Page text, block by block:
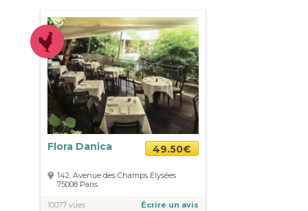
Flora Danica 49.50€
142, Avenue des Champs Elysées
75008 Paris
10077 vues Écrire un avis